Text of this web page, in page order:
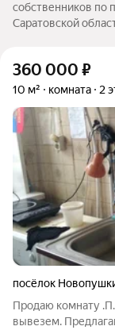
собственников по
Саратовской
360 000 ₽
10 м² комната 2
посёлок
Продаю комнату
вывезем.